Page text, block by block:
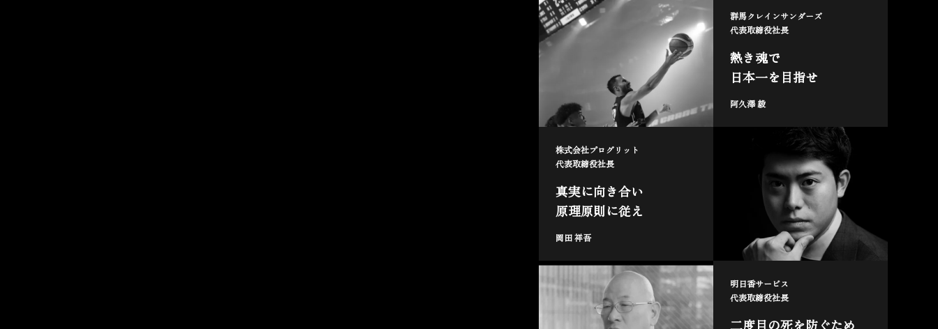
群馬クレインサンダーズ
代表取締役社長
熱き魂で
日本一を目指せ
阿久澤 毅
株式会社プログリット
代表取締役社長
真実に向き合い
原理原則に従え
岡田 祥吾
明日香サービス
代表取締役社長
二度目の死を防ぐため